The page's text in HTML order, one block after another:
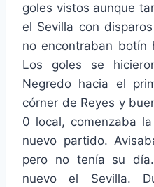
goles vistos aunque
el Sevilla con
no encontraban botín
Los goles se
Negredo hacia el
córner de Reyes y
0 local, comenzaba
nuevo partido.
pero no tenía su
nuevo el Sevilla.